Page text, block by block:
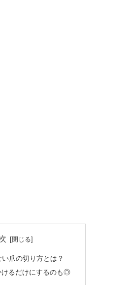
爪の切り方とは？
けるだけにするのも◎